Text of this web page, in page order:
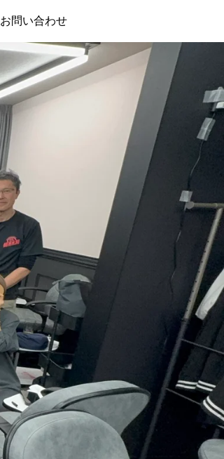
お問い合わせ